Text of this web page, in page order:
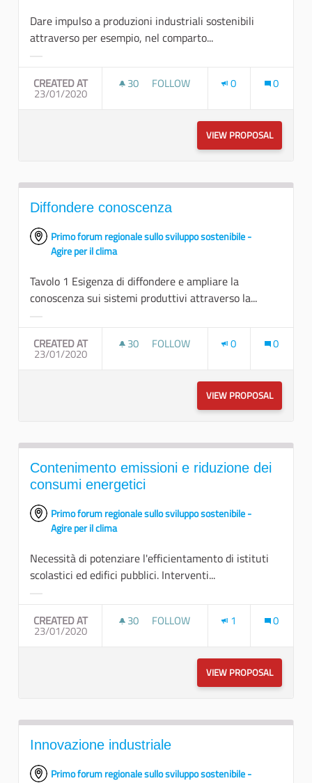
Dare impulso a produzioni industriali sostenibili
attraverso per esempio, nel comparto...
CREATED AT
23/01/2020
30 30 FOLLOWERS
FOLLOW 0 0
VIEW PROPOSAL
Diffondere conoscenza
Primo forum regionale sullo sviluppo sostenibile -
Agire per il clima
Tavolo 1 Esigenza di diffondere e ampliare la
conoscenza sui sistemi produttivi attraverso la...
CREATED AT
23/01/2020
30 30 FOLLOWERS
FOLLOW 0 0
VIEW PROPOSAL
Contenimento emissioni e riduzione dei
consumi energetici
Primo forum regionale sullo sviluppo sostenibile -
Agire per il clima
Necessità di potenziare l'efficientamento di istituti
scolastici ed edifici pubblici. Interventi...
CREATED AT
23/01/2020
30 30 FOLLOWERS
FOLLOW 1 0
VIEW PROPOSAL
Innovazione industriale
Primo forum regionale sullo sviluppo sostenibile -